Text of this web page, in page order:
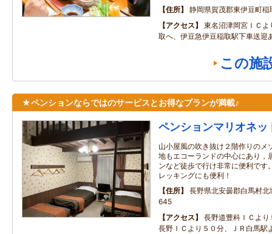
住所
静岡県賀茂郡東伊豆町
アクセス
東名沼津岡宮ＩＣ
取へ、伊豆急伊豆稲取駅下車送迎
この施
★ペンションならではのサービスとお得なプランが満載♪
ペンションマリオネッ
山小屋風の吹き抜け２階作りのメ
地もエコーランドの中心にあり，
ンなど徒歩で行け非常に便利です
レッキングにも便利！
住所
長野県北安曇郡白馬村
645
アクセス
長野道豊科ＩＣよ
長野ＩＣより５０分、ＪＲ白馬駅